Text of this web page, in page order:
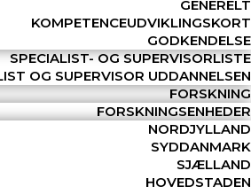
GENERELT
KOMPETENCEUDVIKLINGSKORT
GODKENDELSE
SPECIALIST- OG SUPERVISORLISTE
OG SUPERVISOR UDDANNELSEN
FORSKNING
FORSKNINGSENHEDER
NORDJYLLAND
SYDDANMARK
SJÆLLAND
HOVEDSTADEN